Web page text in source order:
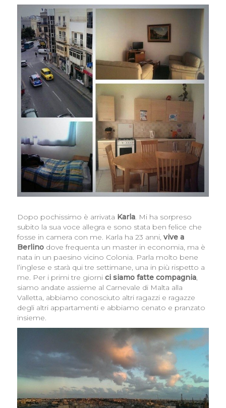
Dopo pochissimo è arrivata Karla. Mi ha sorpreso
subito la sua voce allegra e sono stata ben felice che
fosse in camera con me. Karla ha 23 anni, vive a
Berlinodove frequenta un master in economia, ma è
nata in un paesino vicino Colonia. Parla molto bene
l’inglese e starà qui tre settimane, una in più rispetto a
me. Per i primi tre giorni ci siamo fatte compagnia,
siamo andate assieme al Carnevale di Malta alla
Valletta, abbiamo conosciuto altri ragazzi e ragazze
degli altri appartamenti e abbiamo cenato e pranzato
insieme.